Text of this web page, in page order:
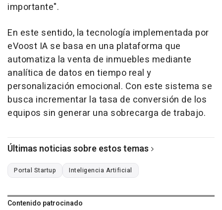
importante".
En este sentido, la tecnología implementada por
eVoost IA se basa en una plataforma que
automatiza la venta de inmuebles mediante
analítica de datos en tiempo real y
personalización emocional. Con este sistema se
busca incrementar la tasa de conversión de los
equipos sin generar una sobrecarga de trabajo.
Últimas noticias sobre estos temas
Portal Startup Inteligencia Artificial
Contenido patrocinado